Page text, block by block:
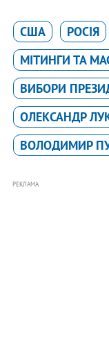
США РОСІЯ
МІТИНГИ ТА
ВИБОРИ
ОЛЕКСАНДР
ВОЛОДИМИР
РЕКЛАМА